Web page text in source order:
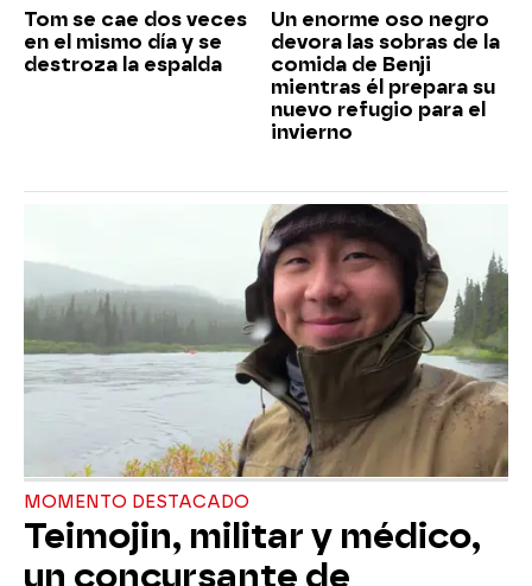
Tom se cae dos veces
en el mismo día y se
destroza la espalda
Un enorme oso negro
devora las sobras de la
comida de Benji
mientras él prepara su
nuevo refugio para el
invierno
MOMENTO DESTACADO
Teimojin, militar y médico,
un concursante de